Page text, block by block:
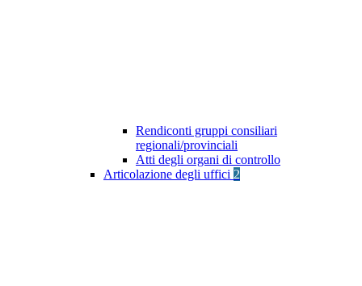
Rendiconti gruppi consiliari
regionali/provinciali
Atti degli organi di controllo
Articolazione degli uffici 2